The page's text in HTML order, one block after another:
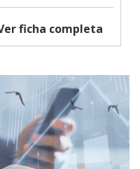
ficha completa